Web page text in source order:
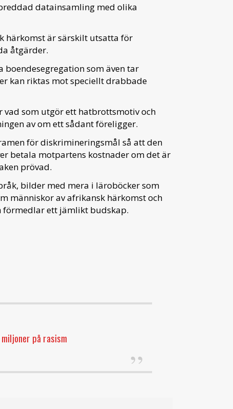
datainsamling med olika
härkomst är särskilt utsatta för
åtgärder.
som även tar
kan riktas mot speciellt drabbade
som utgör ett hatbrottsmotiv och
av om ett sådant föreligger.
för diskrimineringsmål så att den
betala motpartens kostnader om det är
prövad.
bilder med mera i läroböcker som
människor av afrikansk härkomst och
förmedlar ett jämlikt budskap.
på rasism